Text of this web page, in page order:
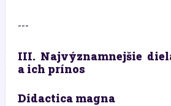
---
III. Najvýznamnejšie
a ich prínos
Didactica magna